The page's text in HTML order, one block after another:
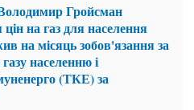
Гройсман
на газ для населення
на місяць зобов'язання за
населенню і
(ТКЕ) за